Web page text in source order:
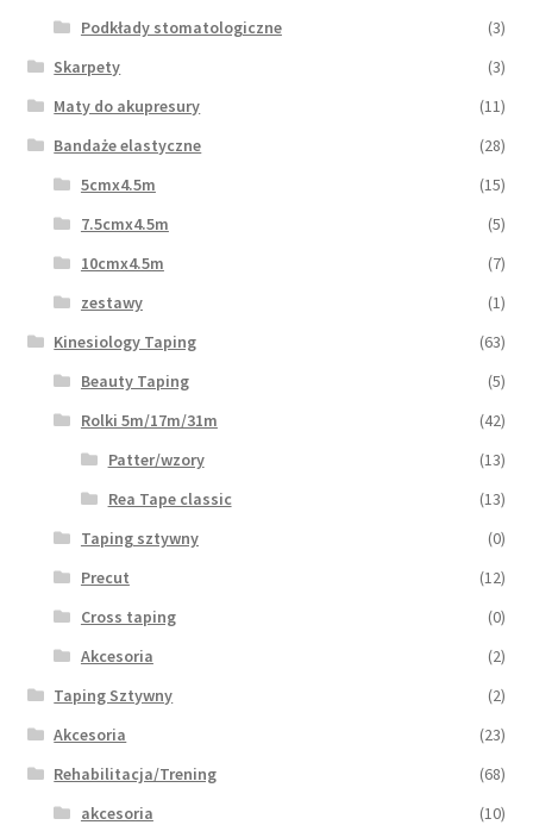
Podkłady stomatologiczne
(3)
Skarpety
(3)
Maty do akupresury
(11)
Bandaże elastyczne
(28)
5cmx4.5m
(15)
7.5cmx4.5m
(5)
10cmx4.5m
(7)
zestawy
(1)
Kinesiology Taping
(63)
Beauty Taping
(5)
Rolki 5m/17m/31m
(42)
Patter/wzory
(13)
Rea Tape classic
(13)
Taping sztywny
(0)
Precut
(12)
Cross taping
(0)
Akcesoria
(2)
Taping Sztywny
(2)
Akcesoria
(23)
Rehabilitacja/Trening
(68)
akcesoria
(10)